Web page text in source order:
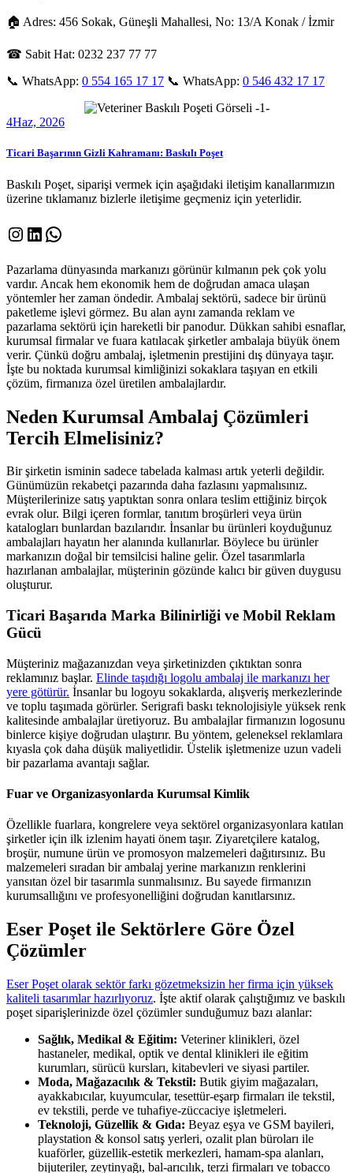
🏠 Adres: 456 Sokak, Güneşli Mahallesi, No: 13/A Konak / İzmir
☎ Sabit Hat: 0232 237 77 77
📞 WhatsApp: 0 554 165 17 17 📞 WhatsApp: 0 546 432 17 17
4Haz, 2026
Ticari Başarının Gizli Kahramanı: Baskılı Poşet
Baskılı Poşet, siparişi vermek için aşağıdaki iletişim kanallarımızın
üzerine tıklamanız bizlerle iletişime geçmeniz için yeterlidir.
Instagram
LinkedIn
WhatsApp
Pazarlama dünyasında markanızı görünür kılmanın pek çok yolu
vardır. Ancak hem ekonomik hem de doğrudan amaca ulaşan
yöntemler her zaman öndedir. Ambalaj sektörü, sadece bir ürünü
paketleme işlevi görmez. Bu alan aynı zamanda reklam ve
pazarlama sektörü için hareketli bir panodur. Dükkan sahibi esnaflar,
kurumsal firmalar ve fuara katılacak şirketler ambalaja büyük önem
verir. Çünkü doğru ambalaj, işletmenin prestijini dış dünyaya taşır.
İşte bu noktada kurumsal kimliğinizi sokaklara taşıyan en etkili
çözüm, firmanıza özel üretilen ambalajlardır.
Neden Kurumsal Ambalaj Çözümleri
Tercih Elmelisiniz?
Bir şirketin isminin sadece tabelada kalması artık yeterli değildir.
Günümüzün rekabetçi pazarında daha fazlasını yapmalısınız.
Müşterilerinize satış yaptıktan sonra onlara teslim ettiğiniz birçok
evrak olur. Bilgi içeren formlar, tanıtım broşürleri veya ürün
katalogları bunlardan bazılarıdır. İnsanlar bu ürünleri koyduğunuz
ambalajları hayatın her alanında kullanırlar. Böylece bu ürünler
markanızın doğal bir temsilcisi haline gelir. Özel tasarımlarla
hazırlanan ambalajlar, müşterinin gözünde kalıcı bir güven duygusu
oluşturur.
Ticari Başarıda Marka Bilinirliği ve Mobil Reklam
Gücü
Müşteriniz mağazanızdan veya şirketinizden çıktıktan sonra
reklamınız başlar. Elinde taşıdığı logolu ambalaj ile markanızı her
yere götürür. İnsanlar bu logoyu sokaklarda, alışveriş merkezlerinde
ve toplu taşımada görürler. Serigrafi baskı teknolojisiyle yüksek renk
kalitesinde ambalajlar üretiyoruz. Bu ambalajlar firmanızın logosunu
binlerce kişiye doğrudan ulaştırır. Bu yöntem, geleneksel reklamlara
kıyasla çok daha düşük maliyetlidir. Üstelik işletmenize uzun vadeli
bir pazarlama avantajı sağlar.
Fuar ve Organizasyonlarda Kurumsal Kimlik
Özellikle fuarlara, kongrelere veya sektörel organizasyonlara katılan
şirketler için ilk izlenim hayati önem taşır. Ziyaretçilere katalog,
broşür, numune ürün ve promosyon malzemeleri dağıtırsınız. Bu
malzemeleri sıradan bir ambalaj yerine markanızın renklerini
yansıtan özel bir tasarımla sunmalısınız. Bu sayede firmanızın
kurumsallığını ve profesyonelliğini doğrudan kanıtlarsınız.
Eser Poşet ile Sektörlere Göre Özel
Çözümler
Eser Poşet olarak sektör farkı gözetmeksizin her firma için yüksek
kaliteli tasarımlar hazırlıyoruz. İşte aktif olarak çalıştığımız ve baskılı
poşet siparişlerinizde özel çözümler sunduğumuz bazı alanlar:
Sağlık, Medikal & Eğitim: Veteriner klinikleri, özel
hastaneler, medikal, optik ve dental klinikleri ile eğitim
kurumları, sürücü kursları, kitabevleri ve siyasi partiler.
Moda, Mağazacılık & Tekstil: Butik giyim mağazaları,
ayakkabıcılar, kuyumcular, tesettür-eşarp firmaları ile tekstil,
ev tekstili, perde ve tuhafiye-züccaciye işletmeleri.
Teknoloji, Güzellik & Gıda: Beyaz eşya ve GSM bayileri,
playstation & konsol satış yerleri, ozalit plan büroları ile
kuaförler, güzellik-estetik merkezleri, hamam-spa alanları,
bijuteriler, zeytinyağı, bal-arıcılık, terzi firmaları ve tobacco